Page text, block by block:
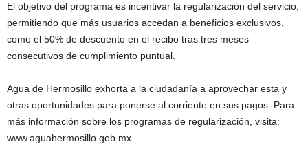
El objetivo del programa es incentivar la regularización del servicio,
permitiendo que más usuarios accedan a beneficios exclusivos,
como el 50% de descuento en el recibo tras tres meses
consecutivos de cumplimiento puntual.
Agua de Hermosillo exhorta a la ciudadanía a aprovechar esta y
otras oportunidades para ponerse al corriente en sus pagos. Para
más información sobre los programas de regularización, visita:
www.aguahermosillo.gob.mx